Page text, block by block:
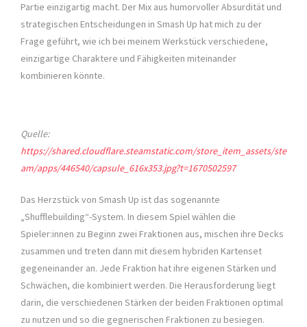
Partie einzigartig macht. Der Mix aus humorvoller Absurdität und
strategischen Entscheidungen in Smash Up hat mich zu der
Frage geführt, wie ich bei meinem Werkstück verschiedene,
einzigartige Charaktere und Fähigkeiten miteinander
kombinieren könnte.
Quelle:
https://shared.cloudflare.steamstatic.com/store_item_assets/ste
am/apps/446540/capsule_616x353.jpg?t=1670502597
Das Herzstück von Smash Up ist das sogenannte
„Shufflebuilding“-System. In diesem Spiel wählen die
Spieler:innen zu Beginn zwei Fraktionen aus, mischen ihre Decks
zusammen und treten dann mit diesem hybriden Kartenset
gegeneinander an. Jede Fraktion hat ihre eigenen Stärken und
Schwächen, die kombiniert werden. Die Herausforderung liegt
darin, die verschiedenen Stärken der beiden Fraktionen optimal
zu nutzen und so die gegnerischen Fraktionen zu besiegen.